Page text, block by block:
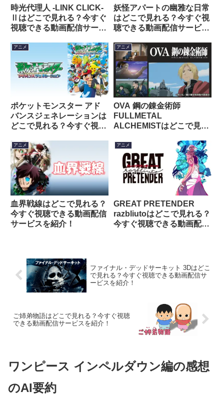
時光代理人 -LINK CLICK-
Ⅱはどこで見れる？今すぐ
視聴できる動画配信サービ
妖怪アパートの幽雅な日常
はどこで見れる？今すぐ視
聴できる動画配信サービス
アニメ
ポケットモンスター アド
バンスジェネレーションは
どこで見れる？今すぐ視聴
紹介！
アニメ
OVA 鋼の錬金術師
FULLMETAL
ALCHEMISTはどこで見れ
配信サービスを紹介！
アニメ
血界戦線はどこで見れる？
今すぐ視聴できる動画配信
サービスを紹介！
アニメ
GREAT PRETENDER
razbliutoはどこで見れる？
今すぐ視聴できる動画配信
ファイナル・デッドサーキット 3Dはどこ
で見れる？今すぐ視聴できる動画配信サ
ービスを紹介！
ご姉弟物語はどこで見れる？今すぐ視聴
できる動画配信サービスを紹介！
ワンピース インペルダウン編の感想
のAI要約